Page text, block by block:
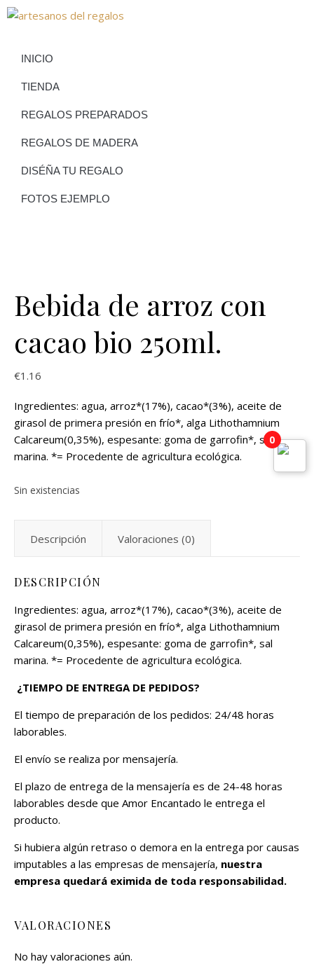
INICIO
TIENDA
REGALOS PREPARADOS
REGALOS DE MADERA
DISÉÑA TU REGALO
FOTOS EJEMPLO
Bebida de arroz con
cacao bio 250ml.
€1.16
Ingredientes: agua, arroz*(17%), cacao*(3%), aceite de
girasol de primera presión en frío*, alga Lithothamnium
Calcareum(0,35%), espesante: goma de garrofin*, sal
marina. *= Procedente de agricultura ecológica.
Sin existencias
Descripción Valoraciones (0)
DESCRIPCIÓN
Ingredientes: agua, arroz*(17%), cacao*(3%), aceite de
girasol de primera presión en frío*, alga Lithothamnium
Calcareum(0,35%), espesante: goma de garrofin*, sal
marina. *= Procedente de agricultura ecológica.
¿TIEMPO DE ENTREGA DE PEDIDOS?
El tiempo de preparación de los pedidos: 24/48 horas
laborables.
El envío se realiza por mensajería.
El plazo de entrega de la mensajería es de 24-48 horas
laborables desde que Amor Encantado le entrega el
producto.
Si hubiera algún retraso o demora en la entrega por causas
imputables a las empresas de mensajería, nuestra
empresa quedará eximida de toda responsabilidad.
VALORACIONES
No hay valoraciones aún.
0